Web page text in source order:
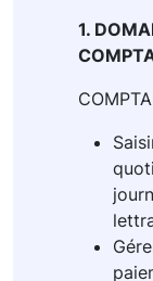
1.